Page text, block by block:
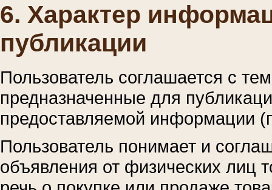
6. Характер
публикации
Пользователь соглашается с
предназначенные для
предоставляемой информации
Пользователь понимает и
объявления от физических лиц